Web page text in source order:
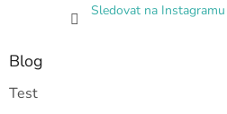
Sledovat na Instagramu
Blog
Test